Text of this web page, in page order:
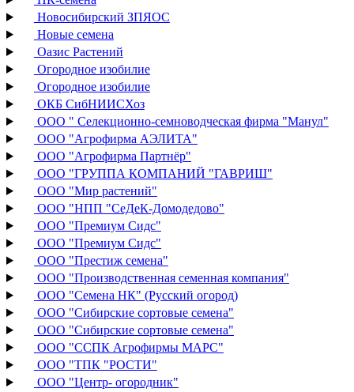
Новосибирский ЗПЯОС
Новые семена
Оазис Растений
Огородное изобилие
Огородное изобилие
ОКБ СибНИИСХоз
ООО " Селекционно-семноводческая фирма "Манул"
ООО "Агрофирма АЭЛИТА"
ООО "Агрофирма Партнёр"
ООО "ГРУППА КОМПАНИЙ "ГАВРИШ"
ООО "Мир растений"
ООО "НПП "СеДеК-Домодедово"
ООО "Премиум Сидс"
ООО "Премиум Сидс"
ООО "Престиж семена"
ООО "Производственная семенная компания"
ООО "Семена НК" (Русский огород)
ООО "Сибирские сортовые семена"
ООО "Сибирские сортовые семена"
ООО "ССПК Агрофирмы МАРС"
ООО "ТПК "РОСТИ"
ООО "Центр- огородник"